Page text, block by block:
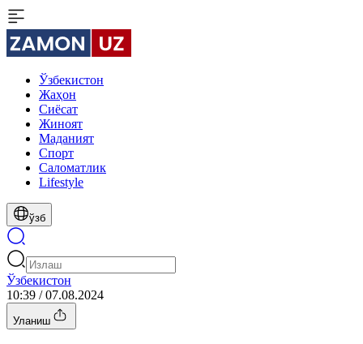
Ўзбекистон
Жаҳон
Сиёсат
Жиноят
Маданият
Спорт
Cаломатлик
Lifestyle
ўзб
Ўзбекистон
10:39 / 07.08.2024
Уланиш